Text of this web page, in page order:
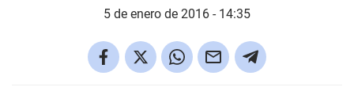
5 de enero de 2016 - 14:35